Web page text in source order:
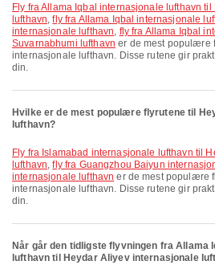
fly fra Allama Iqbal internasjonale lufthavn til Kuala Lumpur internasjonale
lufthavn,fly fra Allama Iqbal internasjonale
internasjonale lufthavn, fly fra Allama Iqbal
Suvarnabhumi lufthavn er de mest populære
internasjonale lufthavn. Disse rutene gir
din.
Hvilke er de mest populære flyrutene til
lufthavn?
fly fra Islamabad internasjonale lufthavn til Heydar Aliyev internasjonale
lufthavn,fly fra Guangzhou Baiyun
internasjonale lufthavn er de mest populære
internasjonale lufthavn. Disse rutene gir
din.
Når går den tidligste flyvningen fra Allama
lufthavn til Heydar Aliyev internasjonale